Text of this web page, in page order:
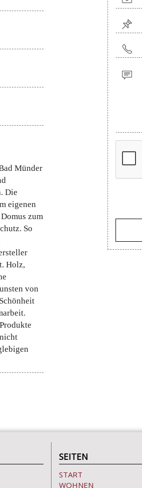
Münder
Die
eigenen
zum
So
Holz,
von
SEITEN
START
WOHNEN